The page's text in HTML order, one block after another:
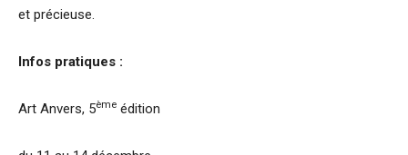
et précieuse.
Infos pratiques :
Art Anvers, 5ème édition